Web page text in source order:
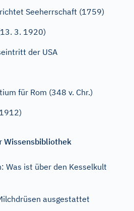
Seeherrschaft (1759)
3. 1920)
der USA
für Rom (348 v. Chr.)
Wissensbibliothek
Was ist über den Kesselkult
ausgestattet